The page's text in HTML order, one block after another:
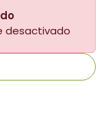
desactivado